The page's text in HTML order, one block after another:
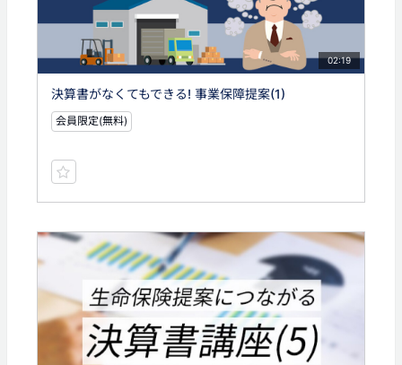
02:19
決算書がなくてもできる! 事業保障提案(1)
会員限定(無料)